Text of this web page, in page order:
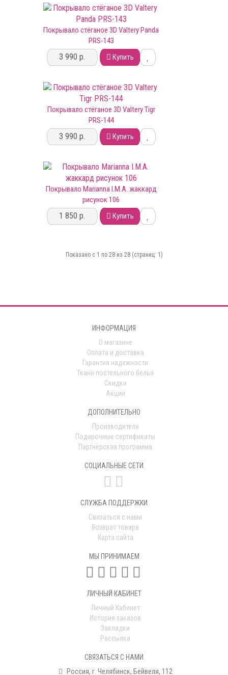
Покрывало стёганое 3D Valtery Panda
PRS-143
3 990 р. Купить
Покрывало стёганое 3D Valtery Tigr
PRS-144
3 990 р. Купить
Покрывало Marianna I.M.A. жаккард
рисунок 106
1 850 р. Купить
Показано с 1 по 28 из 28 (страниц: 1)
ИНФОРМАЦИЯ
О магазине
Оплата и доставка
Гарантия надежности
Ткани постельного белья
Скидки
Акции
ДОПОЛНИТЕЛЬНО
Производители
Подарочные сертификаты
Партнёрская программа
СОЦИАЛЬНЫЕ СЕТИ
СЛУЖБА ПОДДЕРЖКИ
Связаться с нами
Возврат товара
Карта сайта
МЫ ПРИНИМАЕМ
ЛИЧНЫЙ КАБИНЕТ
Личный Кабинет
История заказов
Закладки
Рассылка
СВЯЗАТЬСЯ С НАМИ
Россия, г. Челябинск, Бейвеля, 112